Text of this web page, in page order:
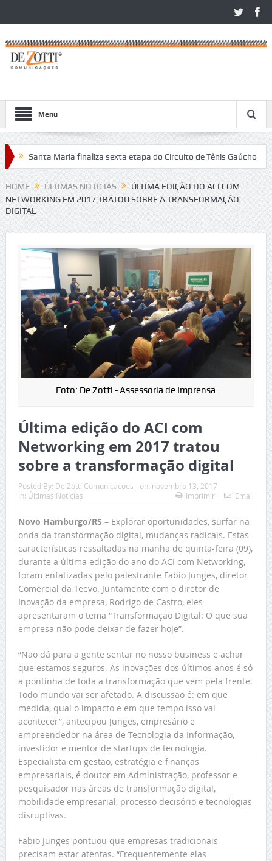
Menu
Santa Maria finaliza sexta etapa do Circuito de Tênis Gaúcho
Léo Open 2026
HOME ÚLTIMAS NOTÍCIAS
ÚLTIMA EDIÇÃO DO ACI COM
NETWORKING EM 2017 TRATOU SOBRE A TRANSFORMAÇÃO
DIGITAL
Foto: De Zotti - Assessoria de Imprensa
Última edição do ACI com
Networking em 2017 tratou
sobre a transformação digital
Posted By: De Zotti Comunicacoes on: novembro 13, 2017
In: Últimas Notícias Imprimir Email
Novo Hamburgo/RS – Explorar oportunidades, surfar na
onda da transformação digital, mudanças radicais. Estas
características ressaltadas na manhã de quinta-feira (09),
durante a última edição do ano do ACI com Networking,
foram enfatizadas pelo palestrante Fabio Junges, diretor
Comercial da Teevo. Juntamente com o diretor de
Inovação da empresa, Rodrigo de Castro, eles
apresentaram o tema “Transformação Digital: O que sua
empresa não pode deixar de fazer hoje”.
“Não dá para a gente sentar no nosso business e achar
que estamos seguros. As inovações dos últimos anos é só
a pontinha de toda a transformação que vem pela frente.
Todo mundo vai ser afetado. A discussão é: em que
medida, qual o impacto e em que tempo isso vai
acontecer”, antecipou Junges, empresário e
empreendedor na área de Tecnologia da Informação,
investidor e mentor de startups de tecnologia.
Especialista em gestão, estratégia e finanças
empresariais, é doutor em Administração, professor e
pesquisador nas áreas de transformação digital,
mobilidade empresarial, processo decisório e tecnologias
disruptivas.
Fabio Junges pontuou que empresas tradicionais
precisam estar atentas. “Frequentemente elas